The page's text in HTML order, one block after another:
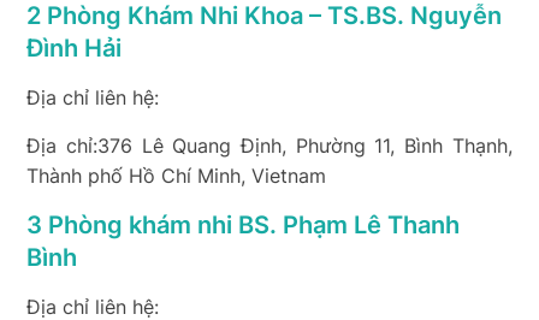
2 Phòng Khám Nhi Khoa – TS.BS. Nguyễn
Đình Hải
Địa chỉ liên hệ:
Địa chỉ:376 Lê Quang Định, Phường 11, Bình Thạnh,
Thành phố Hồ Chí Minh, Vietnam
3 Phòng khám nhi BS. Phạm Lê Thanh
Bình
Địa chỉ liên hệ: